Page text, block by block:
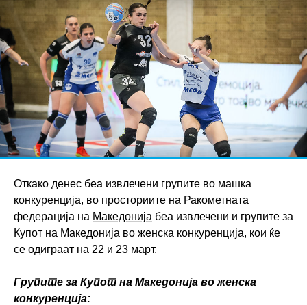
Откако денес беа извлечени групите во машка
конкуренција, во просториите на Ракометната
федерација на Македонија беа извлечени и групите за
Купот на Македонија во женска конкуренција, кои ќе
се одиграат на 22 и 23 март.
Групите за Купот на Македонија во женска
конкуренција: